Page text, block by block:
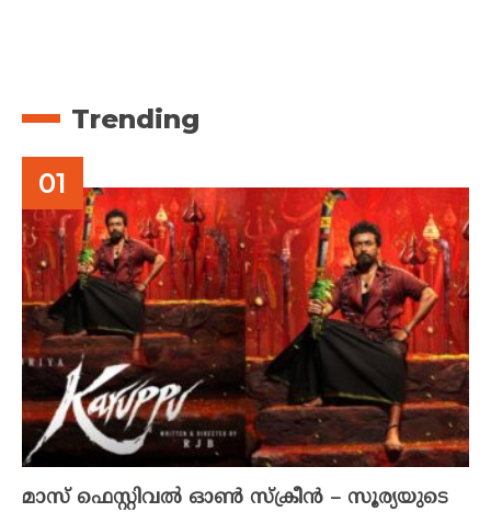
Trending
മാസ് ഫെസ്റ്റിവൽ ഓൺ സ്‌ക്രീൻ – സൂര്യയുടെ